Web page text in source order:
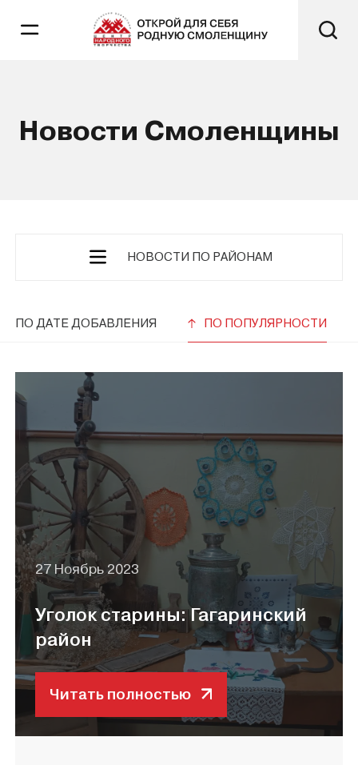
Новости Смоленщины
НОВОСТИ ПО РАЙОНАМ
ПО ДАТЕ ДОБАВЛЕНИЯ ПО ПОПУЛЯРНОСТИ
27 Ноябрь 2023
Уголок старины: Гагаринский
район
Читать полностью